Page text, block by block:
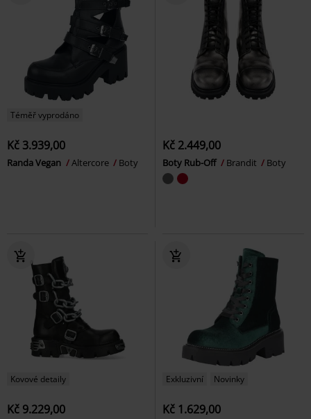
Téměř vyprodáno
Kč 3.939,00
Randa Vegan Altercore Boty
Kč 2.449,00
Boty Rub-Off Brandit Boty
Kovové detaily
Kč 9.229,00
Exkluzivní Novinky
Kč 1.629,00